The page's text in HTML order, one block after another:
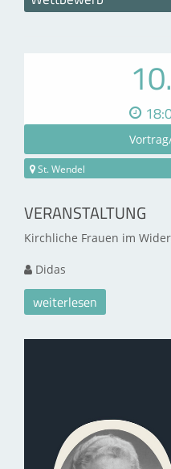
St. Wendel
VERANSTALTUNG
Kirchliche Frauen im
Didas
weiterlesen